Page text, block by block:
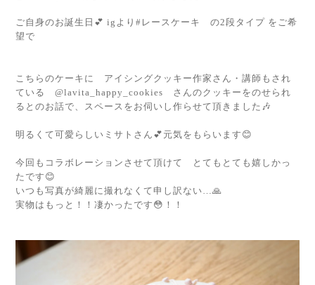
ご自身のお誕生日💕 igより#レースケーキ の2段タイプ をご希
望で
こちらのケーキに アイシングクッキー作家さん・講師もされ
ている @lavita_happy_cookies さんのクッキーをのせられ
るとのお話で、スペースをお伺いし作らせて頂きました🎶
明るくて可愛らしいミサトさん💕元気をもらいます😊
今回もコラボレーションさせて頂けて とてもとても嬉しかっ
たです😊
いつも写真が綺麗に撮れなくて申し訳ない…🙏
実物はもっと！！凄かったです😳！！